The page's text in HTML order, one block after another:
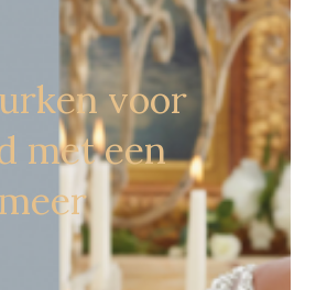
Bruidszaak Waals
voor
met een